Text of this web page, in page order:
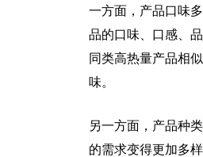
一方面，产品口味
品的口味、口感、
同类高热量产品相
味。
另一方面，产品种
的需求变得更加多